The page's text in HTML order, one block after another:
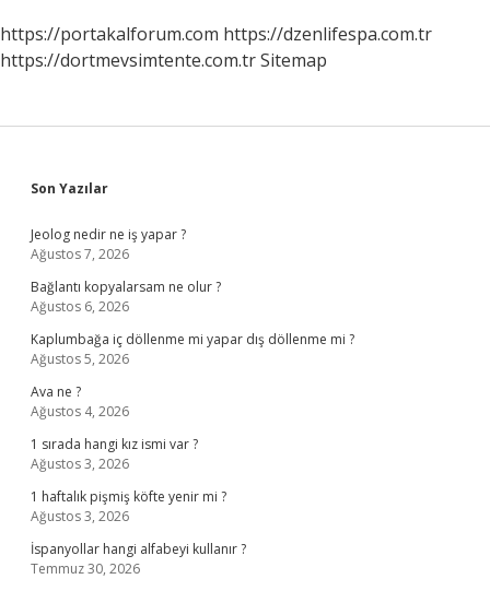
https://portakalforum.com https://dzenlifespa.com.tr
https://dortmevsimtente.com.trSitemap
Sidebar
Son Yazılar
Jeolog nedir ne iş yapar ?
Ağustos 7, 2026
Bağlantı kopyalarsam ne olur ?
Ağustos 6, 2026
Kaplumbağa iç döllenme mi yapar dış döllenme mi ?
Ağustos 5, 2026
Ava ne ?
Ağustos 4, 2026
1 sırada hangi kız ismi var ?
Ağustos 3, 2026
1 haftalık pişmiş köfte yenir mi ?
Ağustos 3, 2026
İspanyollar hangi alfabeyi kullanır ?
Temmuz 30, 2026